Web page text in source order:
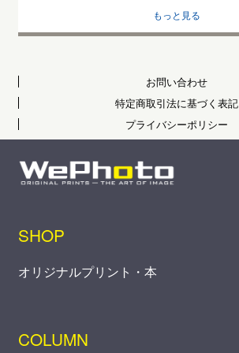
もっと見る
お問い合わせ
特定商取引法に基づく表記
プライバシーポリシー
SHOP
オリジナルプリント・本
COLUMN